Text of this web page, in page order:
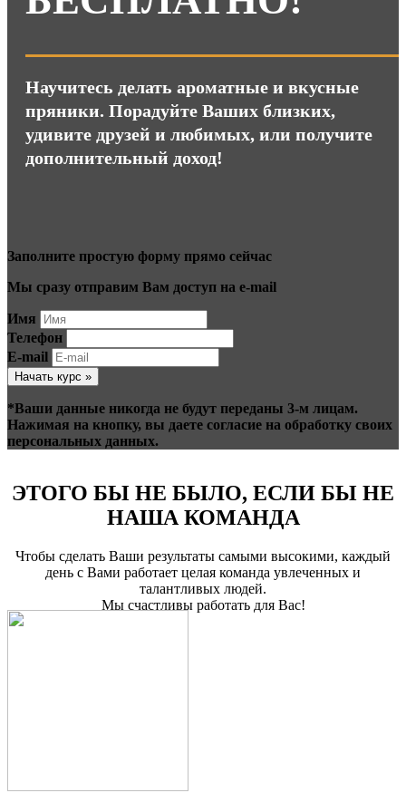
Научитесь делать ароматные и вкусные
пряники. Порадуйте Ваших близких,
удивите друзей и любимых, или получите
дополнительный доход!
Заполните простую форму прямо сейчас
Мы сразу отправим Вам доступ на e-mail
Имя
Телефон
E-mail
Начать курс »
*Ваши данные никогда не будут переданы 3-м лицам.
Нажимая на кнопку, вы даете согласие на обработку своих
персональных данных.
ЭТОГО БЫ НЕ БЫЛО, ЕСЛИ БЫ НЕ
НАША КОМАНДА
Чтобы сделать Ваши результаты самыми высокими, каждый
день с Вами работает целая команда увлеченных и
талантливых людей.
Мы счастливы работать для Вас!